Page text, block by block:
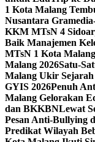
1 Kota Malang
Nusantara
KKM MTsN 4
Baik Manajemen
MTsN 1 Kota
Malang 2026Satu-
Malang Ukir Sejarah
GYIS 2026Penuh
Malang Gelorakan
dan BKKBNLewat
Pesan Anti-Bullying
Predikat Wilayah